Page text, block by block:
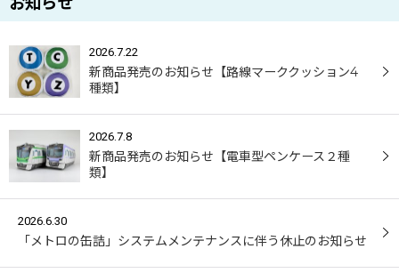
2026.7.22
新商品発売のお知らせ【路線マーククッション4
種類】
2026.7.8
新商品発売のお知らせ【電車型ペンケース２種
類】
2026.6.30
「メトロの缶詰」システムメンテナンスに伴う休止のお知らせ